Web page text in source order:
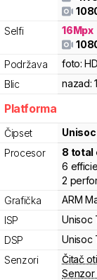
Selfi
16Mpx
Podržava
foto:
Blic
nazad:
Platforma
Čipset Unisoc
Procesor
8 total
6
2
Grafička
ARM
ISP
Unisoc
DSP
Unisoc
Senzori
Čitač
Senzor